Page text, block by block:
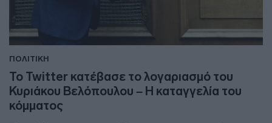
ΠΟΛΙΤΙΚΗ
Το Twitter κατέβασε το λογαριασμό του
Κυριάκου Βελόπουλου – Η καταγγελία του
κόμματος